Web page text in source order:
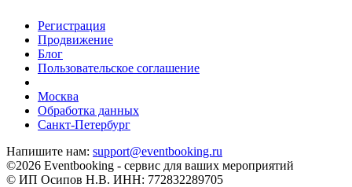
Регистрация
Продвижение
Блог
Пользовательское соглашение
Москва
Обработка данных
Санкт-Петербург
Напишите нам: support@eventbooking.ru
©2026 Eventbooking - сервис для ваших мероприятий
© ИП Осипов Н.В. ИНН: 772832289705